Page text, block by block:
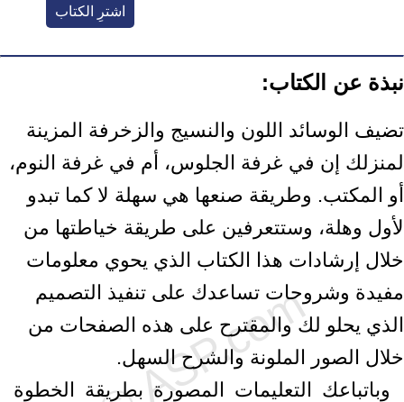
اشترِ الكتاب
نبذة عن الكتاب:
تضيف الوسائد اللون والنسيج والزخرفة المزينة
لمنزلك إن في غرفة الجلوس، أم في غرفة النوم،
أو المكتب. وطريقة صنعها هي سهلة لا كما تبدو
لأول وهلة، وستتعرفين على طريقة خياطتها من
خلال إرشادات هذا الكتاب الذي يحوي معلومات
مفيدة وشروحات تساعدك على تنفيذ التصميم
الذي يحلو لك والمقترح على هذه الصفحات من
خلال الصور الملونة والشرح السهل.
وباتباعك التعليمات المصورة بطريقة الخطوة